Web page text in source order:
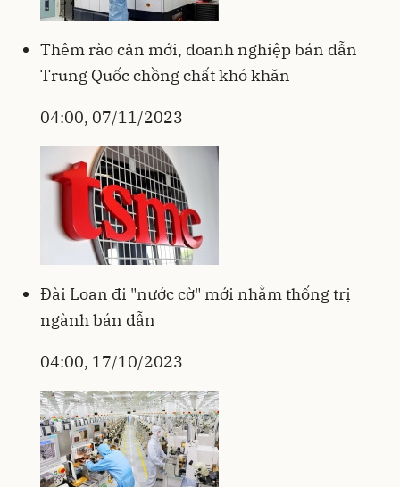
Thêm rào cản mới, doanh nghiệp bán dẫn
Trung Quốc chồng chất khó khăn
04:00, 07/11/2023
Đài Loan đi "nước cờ" mới nhằm thống trị
ngành bán dẫn
04:00, 17/10/2023